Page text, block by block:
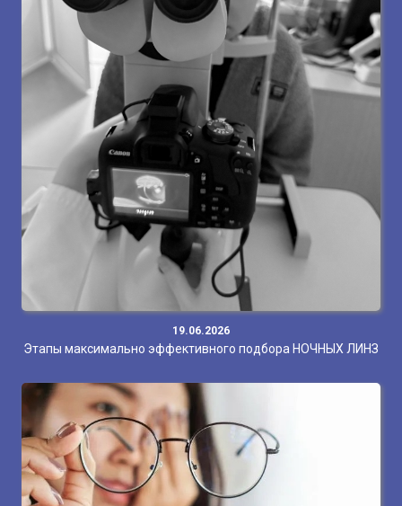
19.06.2026
Этапы максимально эффективного подбора НОЧНЫХ ЛИНЗ